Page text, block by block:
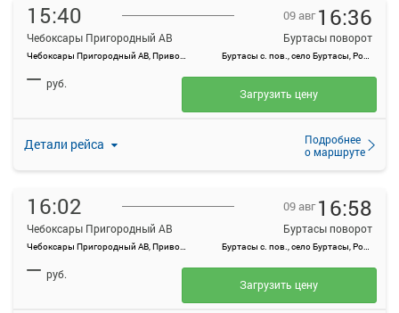
15:40
Чебоксары Пригородный АВ
Чебоксары Пригородный АВ, Привокзальная ул., 3
09 авг 16:36
Буртасы поворот
Буртасы с. пов., село Буртасы, Россия
Детали рейса
Подробнее
о маршруте
— руб.
Загрузить цену
16:02
Чебоксары Пригородный АВ
Чебоксары Пригородный АВ, Привокзальная ул., 3
09 авг 16:58
Буртасы поворот
Буртасы с. пов., село Буртасы, Россия
— руб.
Загрузить цену